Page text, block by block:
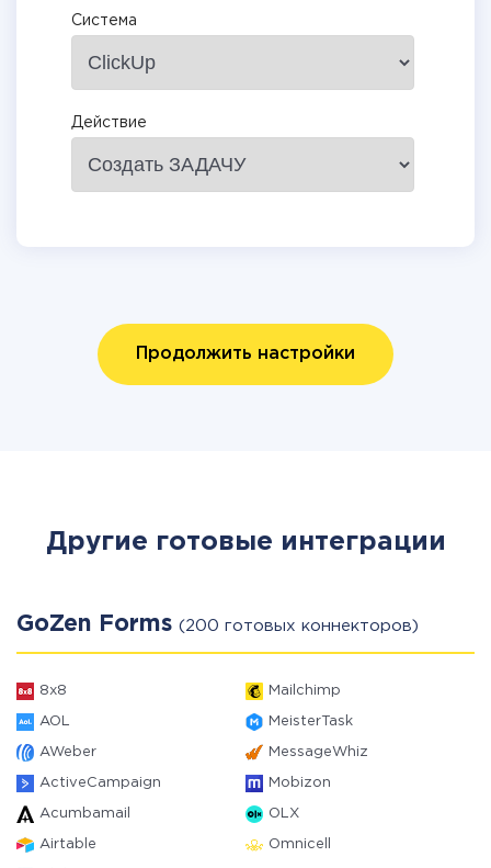
Система
Действие
Продолжить настройки
Другие готовые интеграции
GoZen Forms (200 готовых коннекторов)
8x8 Mailchimp
AOL MeisterTask
AWeber MessageWhiz
ActiveCampaign Mobizon
Acumbamail OLX
Airtable Omnicell